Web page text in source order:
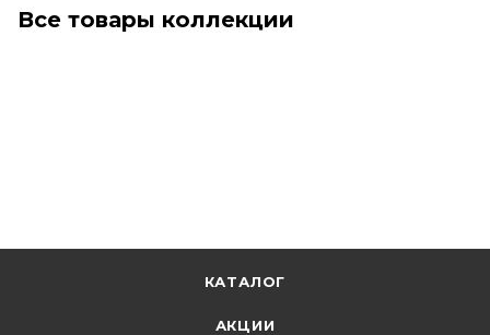
Все товары коллекции
КАТАЛОГ
АКЦИИ